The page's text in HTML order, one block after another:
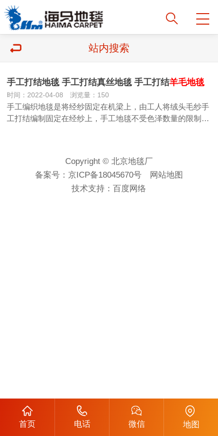
站内搜索
手工打结地毯 手工打结真丝地毯 手工打结羊毛地毯
时间：2022-04-08 浏览量：150
手工编织地毯是将经纱固定在机梁上，由工人将绒头毛纱手
工打结编制固定在经纱上，手工地毯不受色泽数量的限制…
Copyright © 北京地毯厂
备案号： 京ICP备18045670号
网站地图
技术支持：百度网络
首页 电话 微信 地图